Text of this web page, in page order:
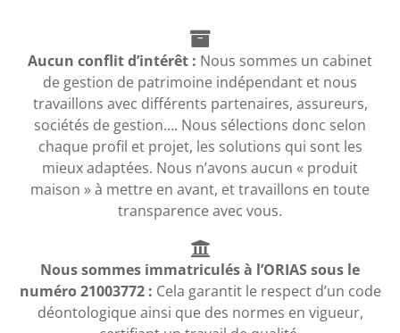
Aucun conflit d’intérêt : Nous sommes un cabinet
de gestion de patrimoine indépendant et nous
travaillons avec différents partenaires, assureurs,
sociétés de gestion…. Nous sélections donc selon
chaque profil et projet, les solutions qui sont les
mieux adaptées. Nous n’avons aucun « produit
maison » à mettre en avant, et travaillons en toute
transparence avec vous.
Nous sommes immatriculés à l’ORIAS sous le
numéro 21003772 : Cela garantit le respect d’un code
déontologique ainsi que des normes en vigueur,